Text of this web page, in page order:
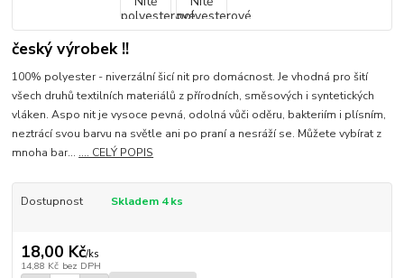
český výrobek !!
100% polyester - niverzální šicí nit pro domácnost. Je vhodná pro šití
všech druhů textilních materiálů z přírodních, směsových i syntetických
vláken. Aspo nit je vysoce pevná, odolná vůči oděru, bakteriím i plísním,
neztrácí svou barvu na světle ani po praní a nesráží se. Můžete vybírat z
mnoha bar... .... CELÝ POPIS
Dostupnost Skladem 4 ks
18,00 Kč/ks
14,88 Kč bez DPH